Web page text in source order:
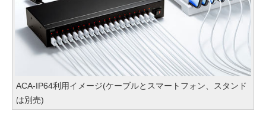
ACA-IP64利用イメージ(ケーブルとスマートフォン、スタンド
は別売)